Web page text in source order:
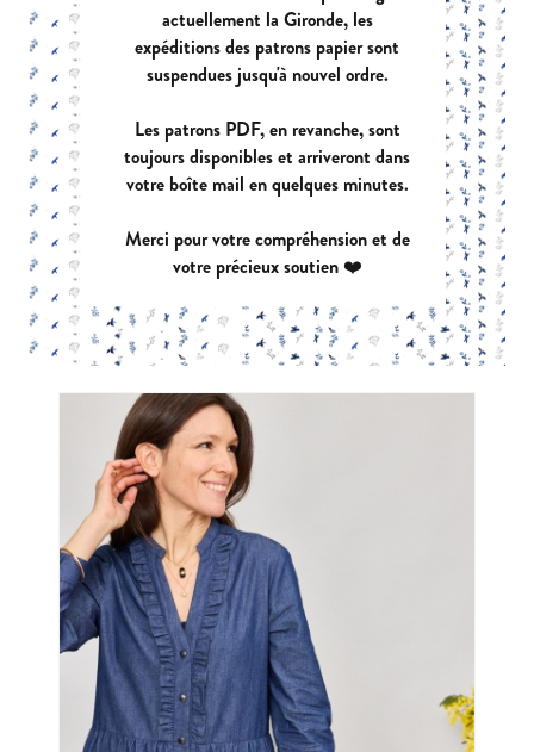
ETINCELLE
actuellement la Gironde, les
expéditions des patrons papier sont
suspendues jusqu'à nouvel ordre.
Les patrons PDF, en revanche, sont
toujours disponibles et arriveront dans
votre boîte mail en quelques minutes.
Merci pour votre compréhension et de
votre précieux soutien ❤️